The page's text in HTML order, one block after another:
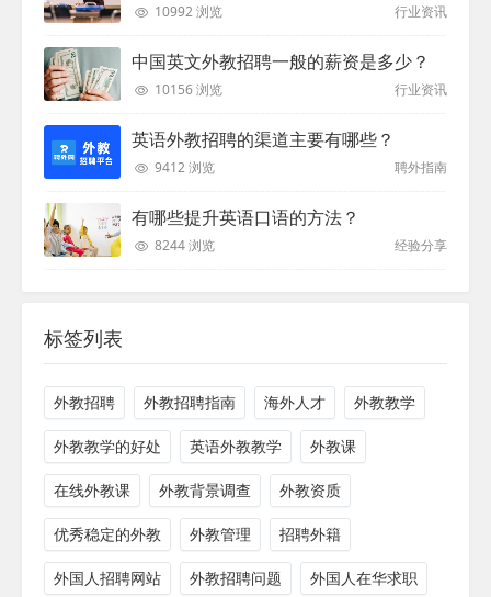
10992 浏览 行业资讯
中国英文外教招聘一般的薪资是多少？
10156 浏览 行业资讯
英语外教招聘的渠道主要有哪些？
9412 浏览 聘外指南
有哪些提升英语口语的方法？
8244 浏览 经验分享
标签列表
外教招聘 外教招聘指南 海外人才 外教教学
外教教学的好处 英语外教教学 外教课
在线外教课 外教背景调查 外教资质
优秀稳定的外教 外教管理 招聘外籍
外国人招聘网站 外教招聘问题 外国人在华求职